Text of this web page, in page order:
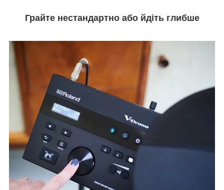
Грайте нестандартно або йдіть глибше